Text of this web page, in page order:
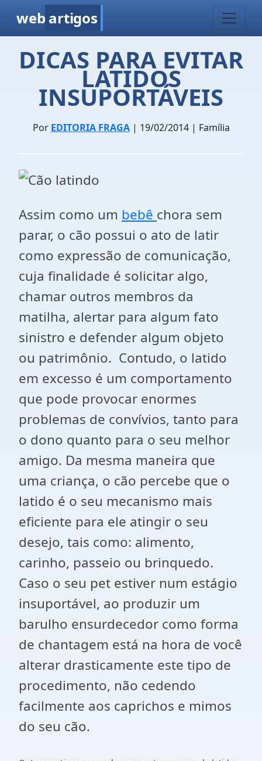
web artigos
DICAS PARA EVITAR
LATIDOS
INSUPORTÁVEIS
Por EDITORIA FRAGA| 19/02/2014 | Família
Assim como um bebê chora sem
parar, o cão possui o ato de latir
como expressão de comunicação,
cuja finalidade é solicitar algo,
chamar outros membros da
matilha, alertar para algum fato
sinistro e defender algum objeto
ou patrimônio. Contudo, o latido
em excesso é um comportamento
que pode provocar enormes
problemas de convívios, tanto para
o dono quanto para o seu melhor
amigo. Da mesma maneira que
uma criança, o cão percebe que o
latido é o seu mecanismo mais
eficiente para ele atingir o seu
desejo, tais como: alimento,
carinho, passeio ou brinquedo.
Caso o seu pet estiver num estágio
insuportável, ao produzir um
barulho ensurdecedor como forma
de chantagem está na hora de você
alterar drasticamente este tipo de
procedimento, não cedendo
facilmente aos caprichos e mimos
do seu cão.